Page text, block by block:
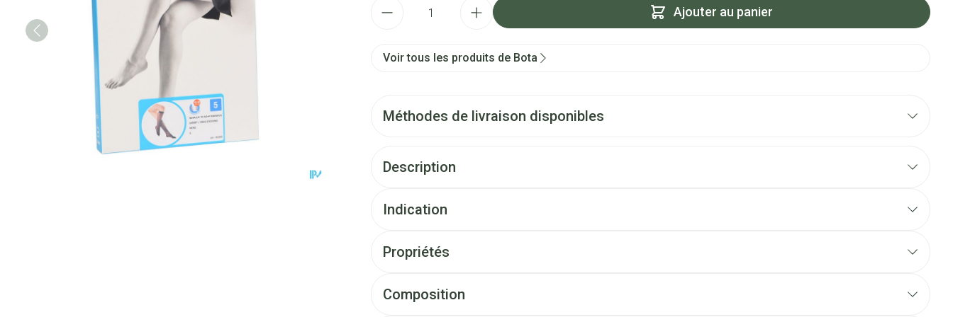
Ajouter au panier
Voir tous les produits de Bota
Méthodes de livraison disponibles
Description
Indication
Propriétés
Composition